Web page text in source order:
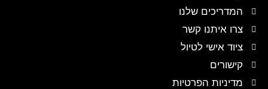
המדריכים שלנו
צרו איתנו קשר
ציוד אישי לטיול
קישורים
מדיניות הפרטיות